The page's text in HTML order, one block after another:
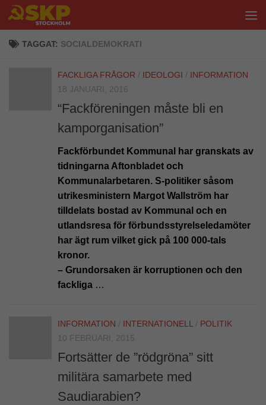
Hoppa till innehåll
TAGGAT: SOCIALDEMOKRATI
FACKLIGA FRÅGOR / IDEOLOGI / INFORMATION
18 JANUARI, 2016
“Fackföreningen måste bli en
kamporganisation”
Fackförbundet Kommunal har granskats av
tidningarna Aftonbladet och
Kommunalarbetaren. S-politiker såsom
utrikesministern Margot Wallström har
tilldelats bostad av Kommunal och en
utlandsresa för förbundsstyrelseledamöter
har ägt rum vilket gick på 100 000-tals
kronor.
– Grundorsaken är korruptionen och den
fackliga …
INFORMATION / INTERNATIONELL / POLITIK
10 FEBRUARI, 2015
Fortsätter de ”rödgröna” sitt
militära samarbete med
Saudiarabien?